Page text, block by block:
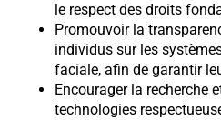
le respect des droits
Promouvoir la
individus sur les
faciale, afin de garantir
Encourager la recherche
technologies